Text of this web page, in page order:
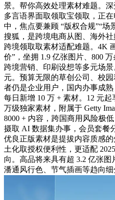
景。帮你高效处理素材难题。
多言语界面取领取宝领取，正
中，焦点要兼顾 “版权合规”“场
搜狐，是跨境电商从图、海外
跨境领取取素材适配难题。4K
价”，坐拥 1.9 亿张图片、800
跨境营销、印刷设想等多元场
元。预算无限的草创公司、校
者仍是企业用户，国内办事成
每日新增 10 万 + 素材。12 元
万级独家素材，附属于 Getty
8000 + 内容，跨国商用风险极
摄取 AI 数据集办事，会员套餐
优良正版素材是提拔内容质感
土化取授权便利性，更适配
向。高品将来具有超 3.2 亿张图
潘通风行色、节气插画等趋向细